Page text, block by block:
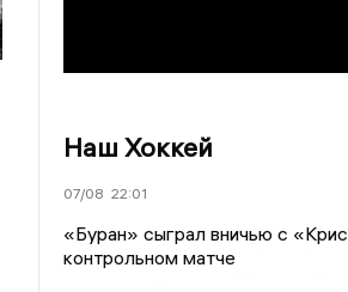
Наш Хоккей
07/08 22:01
«Буран» сыграл вничью с
контрольном матче